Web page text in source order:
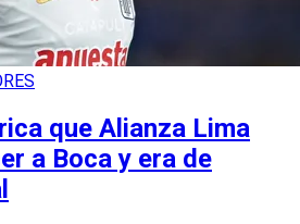
que Alianza Lima
a Boca y era de